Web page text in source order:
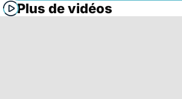
Plus de vidéos